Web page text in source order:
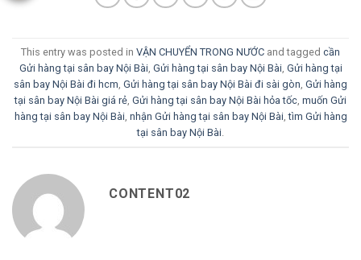
This entry was posted in VẬN CHUYỂN TRONG NƯỚC and tagged cần
Gửi hàng tại sân bay Nội Bài Gửi hàng tại sân bay Nội Bài Gửi hàng tại
sân bay Nội Bài đi hcm Gửi hàng tại sân bay Nội Bài đi sài gòn Gửi hàng
tại sân bay Nội Bài giá rẻ Gửi hàng tại sân bay Nội Bài hỏa tốc muốn Gửi
hàng tại sân bay Nội Bài nhận Gửi hàng tại sân bay Nội Bài ,tìm Gửi hàng
tại sân bay Nội Bài
CONTENT02